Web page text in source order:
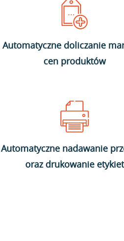
Automatyczne doliczanie
cen produktów
Automatyczne nadawanie
oraz drukowanie etykiet